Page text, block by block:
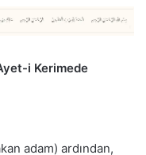
i Kerimede
adam) ardından,